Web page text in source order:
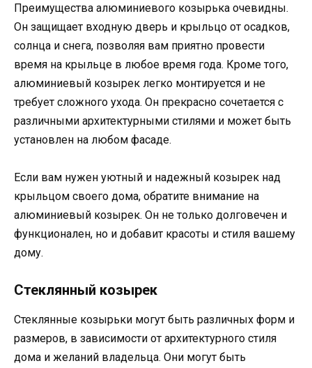
Преимущества алюминиевого козырька очевидны.
Он защищает входную дверь и крыльцо от осадков,
солнца и снега, позволяя вам приятно провести
время на крыльце в любое время года. Кроме того,
алюминиевый козырек легко монтируется и не
требует сложного ухода. Он прекрасно сочетается с
различными архитектурными стилями и может быть
установлен на любом фасаде.
Если вам нужен уютный и надежный козырек над
крыльцом своего дома, обратите внимание на
алюминиевый козырек. Он не только долговечен и
функционален, но и добавит красоты и стиля вашему
дому.
Стеклянный козырек
Стеклянные козырьки могут быть различных форм и
размеров, в зависимости от архитектурного стиля
дома и желаний владельца. Они могут быть